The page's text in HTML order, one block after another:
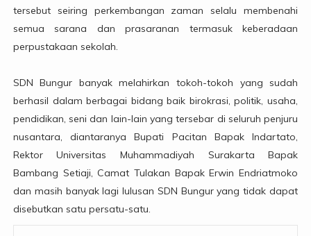
tersebut seiring perkembangan zaman selalu membenahi
semua sarana dan prasaranan termasuk keberadaan
perpustakaan sekolah.
SDN Bungur banyak melahirkan tokoh-tokoh yang sudah
berhasil dalam berbagai bidang baik birokrasi, politik, usaha,
pendidikan, seni dan lain-lain yang tersebar di seluruh penjuru
nusantara, diantaranya Bupati Pacitan Bapak Indartato,
Rektor Universitas Muhammadiyah Surakarta Bapak
Bambang Setiaji, Camat Tulakan Bapak Erwin Endriatmoko
dan masih banyak lagi lulusan SDN Bungur yang tidak dapat
disebutkan satu persatu-satu.